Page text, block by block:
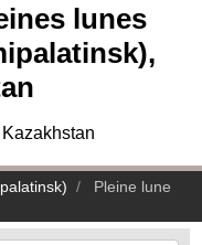
lunes
Pleine lune